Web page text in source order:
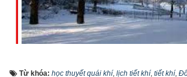
Bạn có biết ý nghĩa của tiết Đông
Từ khóa: học thuyết quái khí, lịch tiết khí, tiết khí,